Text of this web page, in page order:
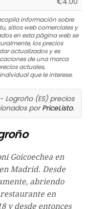
información sobre
sitios web comerciales y
en esta página web se
los precios
actualizados y es
de una marca
actuales,
que le interese.
Logroño (ES) precios
porPriceListo.
Goicoechea en
Madrid. Desde
abriendo
en
y desde entonces